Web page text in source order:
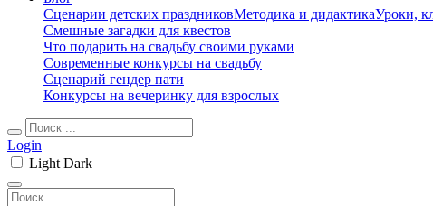
Сценарии детских праздниковМетодика и дидактикаУроки,
Смешные загадки для квестов
Что подарить на свадьбу своими руками
Современные конкурсы на свадьбу
Сценарий гендер пати
Конкурсы на вечеринку для взрослых
Login
Light Dark